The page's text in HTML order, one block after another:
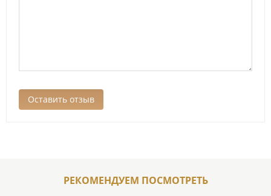
РЕКОМЕНДУЕМ ПОСМОТРЕТЬ